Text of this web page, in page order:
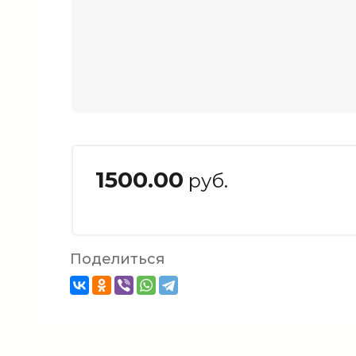
1500.00 руб.
Поделиться